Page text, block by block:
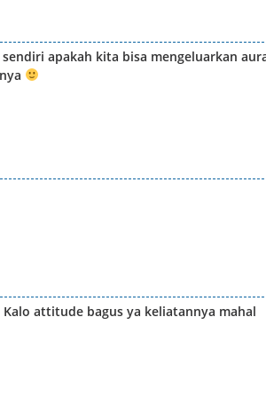
apakah kita bisa mengeluarkan
attitude bagus ya keliatannya mahal